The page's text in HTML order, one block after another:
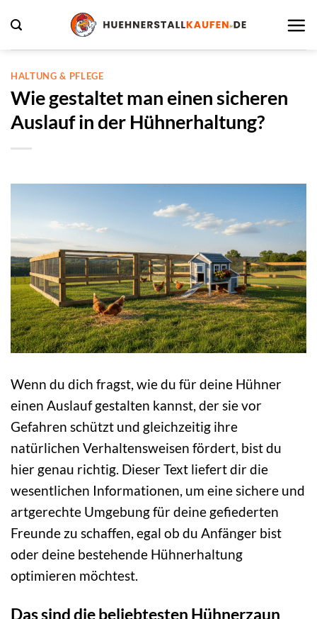
Inhalt
springen
HALTUNG & PFLEGE
Wie gestaltet man einen sicheren
Auslauf in der Hühnerhaltung?
Wenn du dich fragst, wie du für deine Hühner
einen Auslauf gestalten kannst, der sie vor
Gefahren schützt und gleichzeitig ihre
natürlichen Verhaltensweisen fördert, bist du
hier genau richtig. Dieser Text liefert dir die
wesentlichen Informationen, um eine sichere und
artgerechte Umgebung für deine gefiederten
Freunde zu schaffen, egal ob du Anfänger bist
oder deine bestehende Hühnerhaltung
optimieren möchtest.
Das sind die beliebtesten Hühnerzaun